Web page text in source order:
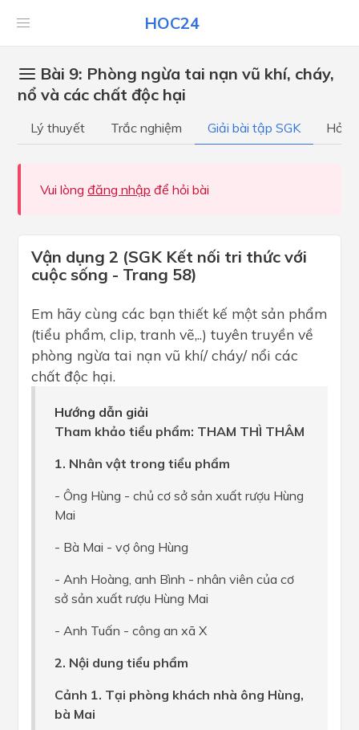
HOC24
Bài 9: Phòng ngừa tai nạn vũ khí, cháy,
nổ và các chất độc hại
Lý thuyết Trắc nghiệm Giải bài tập SGK Hỏi
Vui lòng đăng nhập để hỏi bài
Vận dụng 2 (SGK Kết nối tri thức với
cuộc sống - Trang 58)
Em hãy cùng các bạn thiết kế một sản phẩm
(tiểu phẩm, clip, tranh vẽ,..) tuyên truyền về
phòng ngừa tai nạn vũ khí/ cháy/ nổi các
chất độc hại.
Hướng dẫn giải
Tham khảo tiểu phẩm: THAM THÌ THÂM
1. Nhân vật trong tiểu phẩm
- Ông Hùng - chủ cơ sở sản xuất rượu Hùng
Mai
- Bà Mai - vợ ông Hùng
- Anh Hoàng, anh Bình - nhân viên của cơ
sở sản xuất rượu Hùng Mai
- Anh Tuấn - công an xã X
2. Nội dung tiểu phẩm
Cảnh 1. Tại phòng khách nhà ông Hùng,
bà Mai